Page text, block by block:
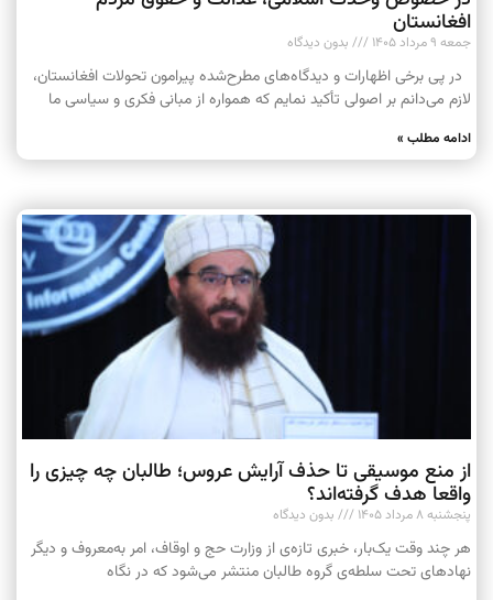
افغانستان
جمعه ۹ مرداد ۱۴۰۵ بدون دیدگاه
در پی برخی اظهارات و دیدگاه‌های مطرح‌شده پیرامون تحولات افغانستان،
لازم می‌دانم بر اصولی تأکید نمایم که همواره از مبانی فکری و سیاسی ما
ادامه مطلب »
از منع موسیقی تا حذف آرایش عروس؛ طالبان چه چیزی را
واقعا هدف گرفته‌اند؟
پنجشنبه ۸ مرداد ۱۴۰۵ بدون دیدگاه
هر چند وقت یک‌بار، خبری تازه‌ی از وزارت حج و اوقاف، امر به‌معروف و دیگر
نهادهای تحت سلطه‌ی گروه طالبان منتشر می‌شود که در نگاه